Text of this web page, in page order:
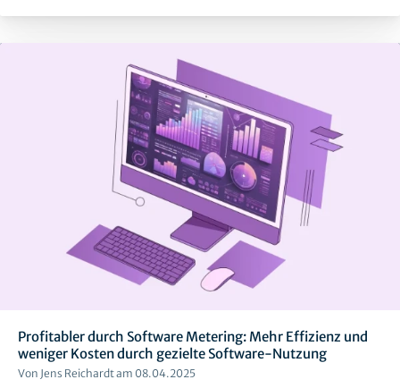
Profitabler durch Software Metering: Mehr Effizienz und
weniger Kosten durch gezielte Software-Nutzung
Von Jens Reichardt am 08.04.2025